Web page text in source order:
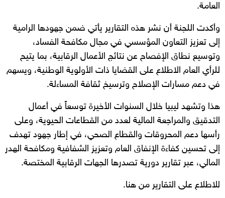
العامة.
وأكدت اللجنة أن نشر هذه التقارير يأتي ضمن جهودها الرامية
إلى تعزيز التعاون المؤسسي في مجال مكافحة الفساد،
وتوسيع نطاق الإفصاح عن نتائج الأعمال الرقابية، بما يتيح
للرأي العام الاطلاع على القضايا ذات الأولوية الوطنية، ويسهم
في دعم مسارات الإصلاح وترسيخ ثقافة المساءلة.
هذا وتشهد ليبيا خلال السنوات الأخيرة توسعاً في أعمال
التدقيق والمراجعة المالية لعدد من القطاعات الحيوية، وعلى
رأسها دعم المحروقات والقطاع الصحي، في إطار جهود تهدف
إلى تحسين كفاءة الإنفاق العام وتعزيز الشفافية ومكافحة الهدر
المالي، عبر تقارير دورية تصدرها الجهات الرقابية المختصة.
للاطلاع على التقارير من هنا.